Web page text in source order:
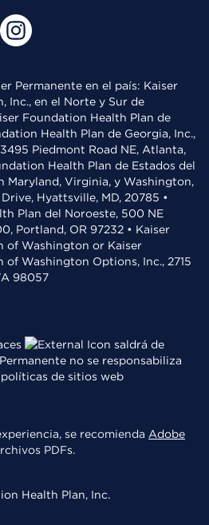
Permanente en el país: Kaiser
Inc., en el Norte y Sur de
Foundation Health Plan de
Health Plan de Georgia, Inc.,
Piedmont Road NE, Atlanta,
Health Plan de Estados del
Maryland, Virginia, y Washington,
Hyattsville, MD, 20785 •
Plan del Noroeste, 500 NE
Portland, OR 97232 • Kaiser
of Washington or Kaiser
of Washington Options, Inc., 2715
98057
saldrá de
no se responsabiliza
de sitios web
se recomienda Adobe
PDFs.
Health Plan, Inc.